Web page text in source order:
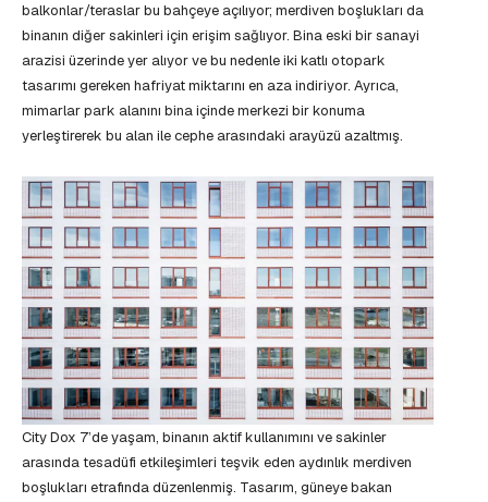
balkonlar/teraslar bu bahçeye açılıyor; merdiven boşlukları da
binanın diğer sakinleri için erişim sağlıyor. Bina eski bir sanayi
arazisi üzerinde yer alıyor ve bu nedenle iki katlı otopark
tasarımı gereken hafriyat miktarını en aza indiriyor. Ayrıca,
mimarlar park alanını bina içinde merkezi bir konuma
yerleştirerek bu alan ile cephe arasındaki arayüzü azaltmış.
City Dox 7’de yaşam, binanın aktif kullanımını ve sakinler
arasında tesadüfi etkileşimleri teşvik eden aydınlık merdiven
boşlukları etrafında düzenlenmiş. Tasarım, güneye bakan